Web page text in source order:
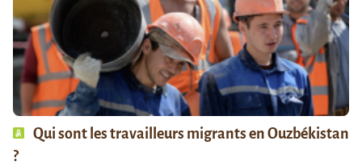
Qui sont les travailleurs migrants en Ouzbékistan
?